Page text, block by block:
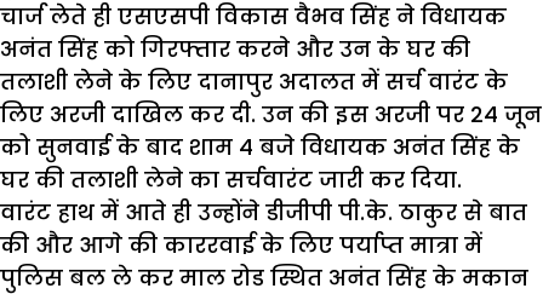
चार्ज लेते ही एसएसपी विकास वैभव सिंह ने विधायक
अनंत सिंह को गिरफ्तार करने और उन के घर की
तलाशी लेने के लिए दानापुर अदालत में सर्च वारंट के
लिए अरजी दाखिल कर दी. उन की इस अरजी पर 24 जून
को सुनवाई के बाद शाम 4 बजे विधायक अनंत सिंह के
घर की तलाशी लेने का सर्चवारंट जारी कर दिया.
वारंट हाथ में आते ही उन्होंने डीजीपी पी.के. ठाकुर से बात
की और आगे की काररवाई के लिए पर्याप्त मात्रा में
पुलिस बल ले कर माल रोड स्थित अनंत सिंह के मकान